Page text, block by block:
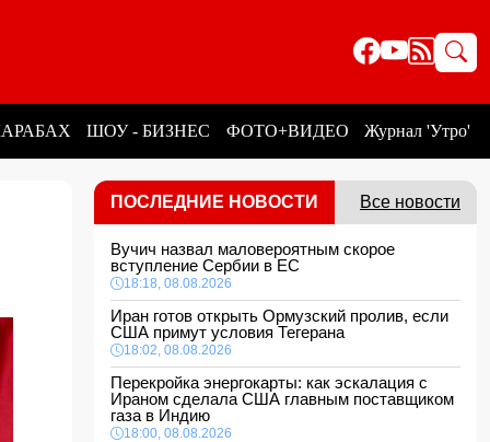
ШОУ - БИЗНЕС ФОТО+ВИДЕО Журнал 'Утро'
ПОСЛЕДНИЕ НОВОСТИ Все новости
Вучич назвал маловероятным скорое
вступление Сербии в ЕС
18:18, 08.08.2026
Иран готов открыть Ормузский пролив, если
США примут условия Тегерана
18:02, 08.08.2026
Перекройка энергокарты: как эскалация с
Ираном сделала США главным поставщиком
газа в Индию
18:00, 08.08.2026